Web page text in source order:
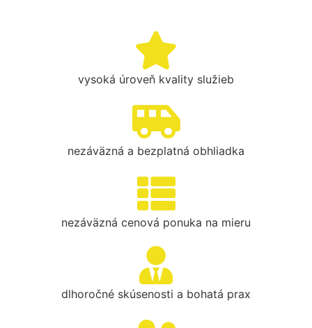
vysoká úroveň kvality služieb
nezáväzná a bezplatná obhliadka
nezáväzná cenová ponuka na mieru
dlhoročné skúsenosti a bohatá prax